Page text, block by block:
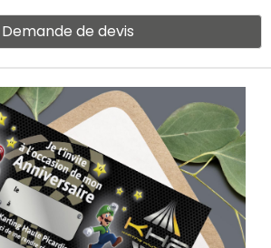
Demande de devis